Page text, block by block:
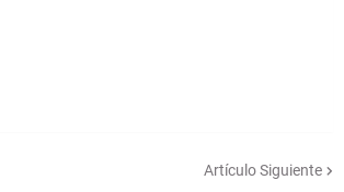
Artículo Siguiente